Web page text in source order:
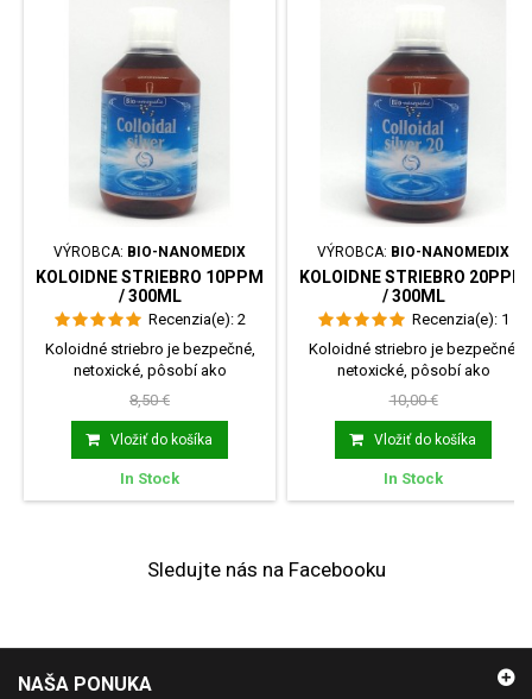
VÝROBCA: BIO-NANOMEDIX
KOLOIDNE STRIEBRO 10PPM
/ 300ML
Recenzia(e): 2
Koloidné striebro je bezpečné,
netoxické, pôsobí ako
antibiotikum, pomáha pri...
8,50 €
Vložiť do košíka
In Stock
VÝROBCA: BIO-NANOMEDIX
KOLOIDNE STRIEBRO 20PPM
/ 300ML
Recenzia(e): 1
Koloidné striebro je bezpečné,
netoxické, pôsobí ako
antibiotikum, pomáha pri...
10,00 €
Vložiť do košíka
In Stock
Sledujte nás na Facebooku
NAŠA PONUKA